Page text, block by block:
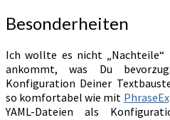
Besonderheiten
Ich wollte es nicht „Nachteile“
ankommt, was Du
Konfiguration Deiner
so komfortabel wie mit
YAML-Dateien als